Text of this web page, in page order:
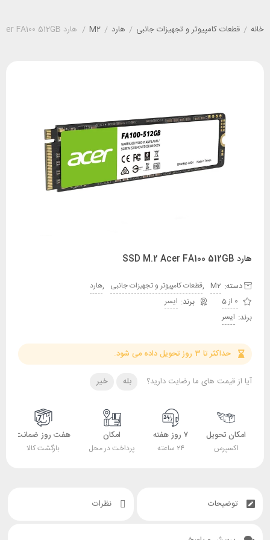
خانه / قطعات کامپیوتر و تجهیزات جانبی / هارد /
M2
/ هارد SSD M.2 Acer FA100 512GB
هارد SSD M.2 Acer FA100 512GB
دسته: M2
,قطعات کامپیوتر و تجهیزات جانبی ,هارد
0 از 5
ایسر
برند: ایسر
حداکثر تا 3 روز تحویل داده می شود.
آیا از قیمت های ما رضایت دارید؟ بله خیر
امکان تحویل
اکسپرس
۷ روز هفته
۲۴ ساعته
امکان
پرداخت در محل
هفت روز ضمانت
بازگشت کالا
توضیحات نظرات